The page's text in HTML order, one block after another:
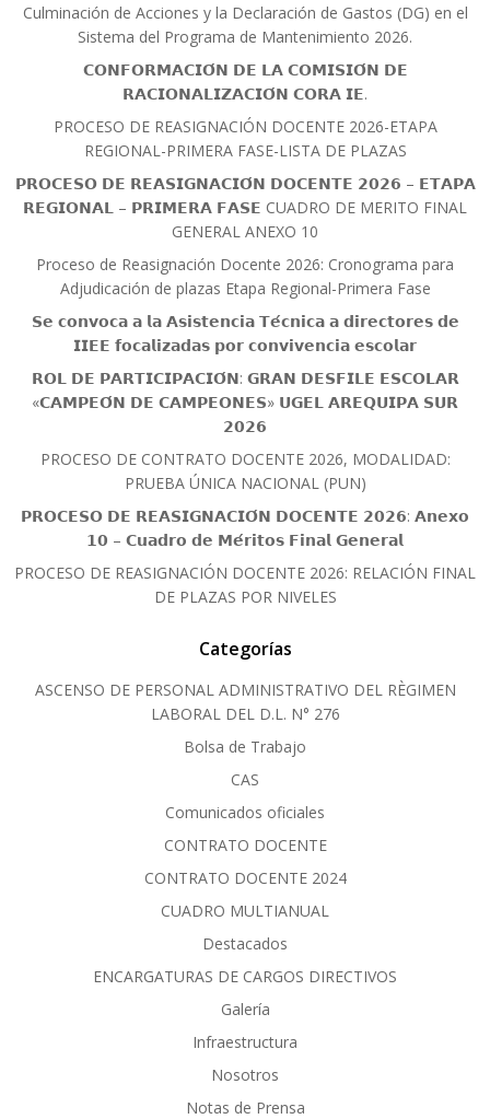
Culminación de Acciones y la Declaración de Gastos (DG) en el
Sistema del Programa de Mantenimiento 2026.
𝗖𝗢𝗡𝗙𝗢𝗥𝗠𝗔𝗖𝗜𝗢́𝗡 𝗗𝗘 𝗟𝗔 𝗖𝗢𝗠𝗜𝗦𝗜𝗢́𝗡 𝗗𝗘
𝗥𝗔𝗖𝗜𝗢𝗡𝗔𝗟𝗜𝗭𝗔𝗖𝗜𝗢́𝗡 𝗖𝗢𝗥𝗔 𝗜𝗘.
PROCESO DE REASIGNACIÓN DOCENTE 2026-ETAPA
REGIONAL-PRIMERA FASE-LISTA DE PLAZAS
𝗣𝗥𝗢𝗖𝗘𝗦𝗢 𝗗𝗘 𝗥𝗘𝗔𝗦𝗜𝗚𝗡𝗔𝗖𝗜𝗢́𝗡 𝗗𝗢𝗖𝗘𝗡𝗧𝗘 𝟮𝟬𝟮𝟲 – 𝗘𝗧𝗔𝗣𝗔
𝗥𝗘𝗚𝗜𝗢𝗡𝗔𝗟 – 𝗣𝗥𝗜𝗠𝗘𝗥𝗔 𝗙𝗔𝗦𝗘 CUADRO DE MERITO FINAL
GENERAL ANEXO 10
Proceso de Reasignación Docente 2026: Cronograma para
Adjudicación de plazas Etapa Regional-Primera Fase
𝗦𝗲 𝗰𝗼𝗻𝘃𝗼𝗰𝗮 𝗮 𝗹𝗮 𝗔𝘀𝗶𝘀𝘁𝗲𝗻𝗰𝗶𝗮 𝗧𝗲́𝗰𝗻𝗶𝗰𝗮 𝗮 𝗱𝗶𝗿𝗲𝗰𝘁𝗼𝗿𝗲𝘀 𝗱𝗲
𝗜𝗜𝗘𝗘 𝗳𝗼𝗰𝗮𝗹𝗶𝘇𝗮𝗱𝗮𝘀 𝗽𝗼𝗿 𝗰𝗼𝗻𝘃𝗶𝘃𝗲𝗻𝗰𝗶𝗮 𝗲𝘀𝗰𝗼𝗹𝗮𝗿
𝗥𝗢𝗟 𝗗𝗘 𝗣𝗔𝗥𝗧𝗜𝗖𝗜𝗣𝗔𝗖𝗜𝗢́𝗡: 𝗚𝗥𝗔𝗡 𝗗𝗘𝗦𝗙𝗜𝗟𝗘 𝗘𝗦𝗖𝗢𝗟𝗔𝗥
«𝗖𝗔𝗠𝗣𝗘𝗢́𝗡 𝗗𝗘 𝗖𝗔𝗠𝗣𝗘𝗢𝗡𝗘𝗦» 𝗨𝗚𝗘𝗟 𝗔𝗥𝗘𝗤𝗨𝗜𝗣𝗔 𝗦𝗨𝗥
𝟮𝟬𝟮𝟲
PROCESO DE CONTRATO DOCENTE 2026, MODALIDAD:
PRUEBA ÚNICA NACIONAL (PUN)
𝗣𝗥𝗢𝗖𝗘𝗦𝗢 𝗗𝗘 𝗥𝗘𝗔𝗦𝗜𝗚𝗡𝗔𝗖𝗜𝗢́𝗡 𝗗𝗢𝗖𝗘𝗡𝗧𝗘 𝟮𝟬𝟮𝟲: 𝗔𝗻𝗲𝘅𝗼
𝟭𝟬 – 𝗖𝘂𝗮𝗱𝗿𝗼 𝗱𝗲 𝗠𝗲́𝗿𝗶𝘁𝗼𝘀 𝗙𝗶𝗻𝗮𝗹 𝗚𝗲𝗻𝗲𝗿𝗮𝗹
PROCESO DE REASIGNACIÓN DOCENTE 2026: RELACIÓN FINAL
DE PLAZAS POR NIVELES
Categorías
ASCENSO DE PERSONAL ADMINISTRATIVO DEL RÈGIMEN
LABORAL DEL D.L. N° 276
Bolsa de Trabajo
CAS
Comunicados oficiales
CONTRATO DOCENTE
CONTRATO DOCENTE 2024
CUADRO MULTIANUAL
Destacados
ENCARGATURAS DE CARGOS DIRECTIVOS
Galería
Infraestructura
Nosotros
Notas de Prensa